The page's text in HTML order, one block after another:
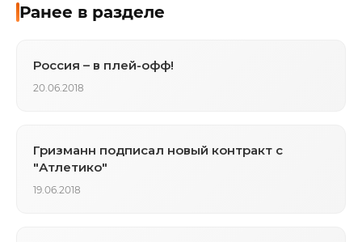
Ранее в разделе
Россия – в плей-офф!
20.06.2018
Гризманн подписал новый контракт с
"Атлетико"
19.06.2018